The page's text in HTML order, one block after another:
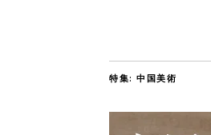
特集: 中国美術